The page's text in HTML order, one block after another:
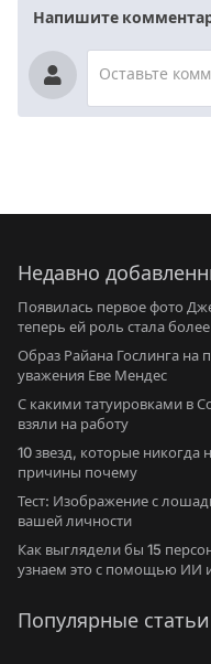
Напишите
Недавно
Появилась первое фото
теперь ей роль стала
Образ Райана Гослинга
уважения Еве Мендес
С какими татуировками в
взяли на работу
10 звезд, которые никогда
причины почему
Тест: Изображение с
вашей личности
Как выглядели бы 15
узнаем это с помощью ИИ
Популярные